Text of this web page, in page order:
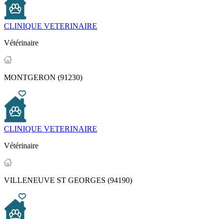
CLINIQUE VETERINAIRE
Vétérinaire
MONTGERON (91230)
CLINIQUE VETERINAIRE
Vétérinaire
VILLENEUVE ST GEORGES (94190)